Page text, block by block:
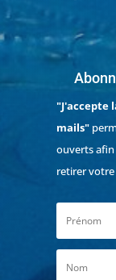
"J'accepte
mails"
ouverts
retirer